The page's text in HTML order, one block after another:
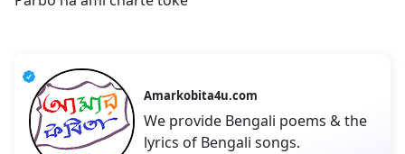
Amarkobita4u.com
We provide Bengali poems & the
lyrics of Bengali songs.